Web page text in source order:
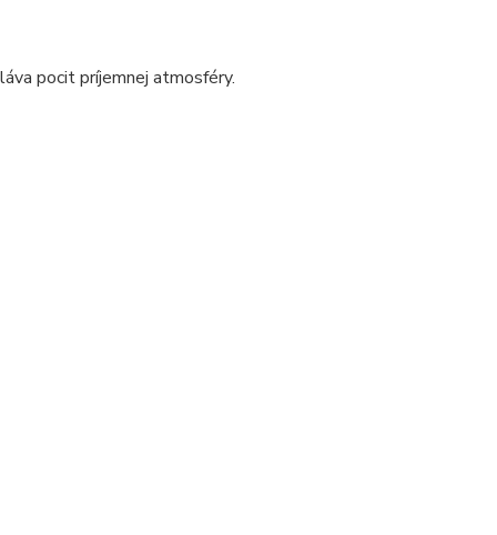
pocit príjemnej atmosféry.